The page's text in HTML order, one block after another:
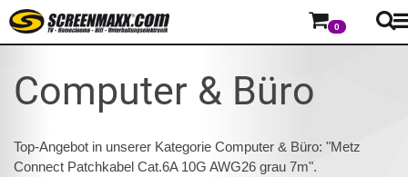
0
Computer & Büro
Top-Angebot in unserer Kategorie Computer & Büro: "Metz
Connect Patchkabel Cat.6A 10G AWG26 grau 7m".